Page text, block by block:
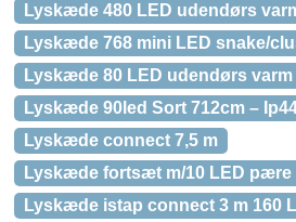
Lyskæde 480 LED udendørs
Lyskæde 768 mini LED snake/
Lyskæde 80 LED udendørs varm
Lyskæde 90led Sort 712cm –
Lyskæde connect 7,5 m
Lyskæde fortsæt m/10 LED pære
Lyskæde istap connect 3 m 160